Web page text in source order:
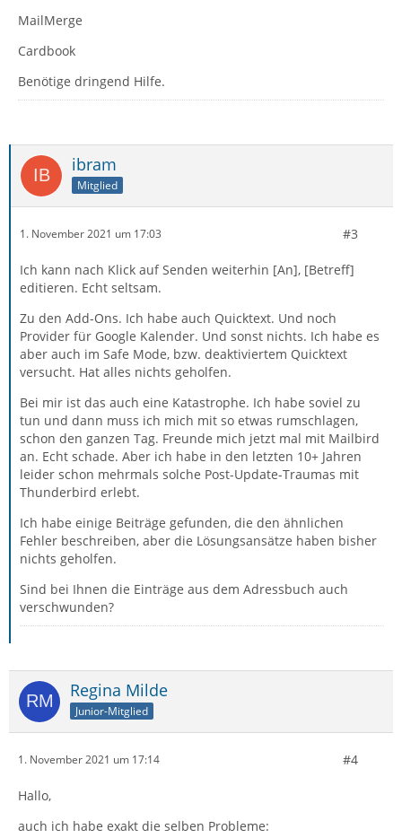
MailMerge
Cardbook
Benötige dringend Hilfe.
ibram
Mitglied
1. November 2021 um 17:03 #3
Ich kann nach Klick auf Senden weiterhin [An], [Betreff]
editieren. Echt seltsam.
Zu den Add-Ons. Ich habe auch Quicktext. Und noch
Provider für Google Kalender. Und sonst nichts. Ich habe es
aber auch im Safe Mode, bzw. deaktiviertem Quicktext
versucht. Hat alles nichts geholfen.
Bei mir ist das auch eine Katastrophe. Ich habe soviel zu
tun und dann muss ich mich mit so etwas rumschlagen,
schon den ganzen Tag. Freunde mich jetzt mal mit Mailbird
an. Echt schade. Aber ich habe in den letzten 10+ Jahren
leider schon mehrmals solche Post-Update-Traumas mit
Thunderbird erlebt.
Ich habe einige Beiträge gefunden, die den ähnlichen
Fehler beschreiben, aber die Lösungsansätze haben bisher
nichts geholfen.
Sind bei Ihnen die Einträge aus dem Adressbuch auch
verschwunden?
Regina Milde
Junior-Mitglied
1. November 2021 um 17:14 #4
Hallo,
auch ich habe exakt die selben Probleme: